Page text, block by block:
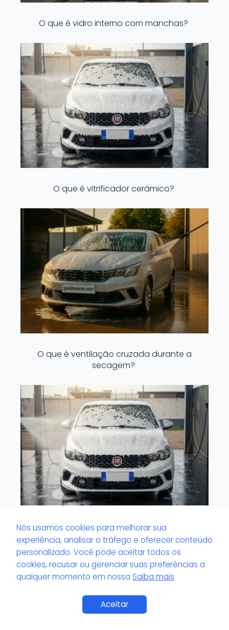
O que é vidro interno com manchas?
O que é vitrificador cerâmico?
O que é ventilação cruzada durante a
secagem?
O que é veículo com tinta sensível?
Nós usamos cookies para melhorar sua
experiência, analisar o tráfego e oferecer conteúdo
personalizado. Você pode aceitar todos os
cookies, recusar ou gerenciar suas preferências a
qualquer momento em nossa Saiba mais
AceitarSaiba Mais